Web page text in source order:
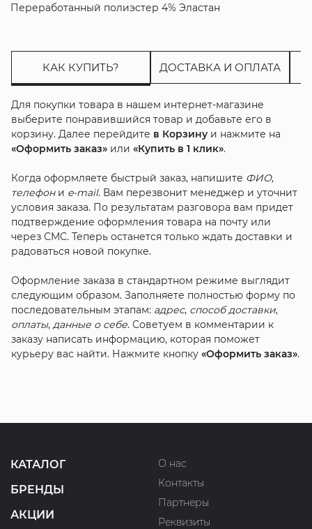
Переработанный полиэстер 4% Эластан
КАК КУПИТЬ? ДОСТАВКА И ОПЛАТА
Для покупки товара в нашем интернет-магазине
выберите понравившийся товар и добавьте его в
корзину. Далее перейдите в Корзинуи нажмите на
«Оформить заказ»или «Купить в 1 клик».
Когда оформляете быстрый заказ, напишите ФИО,
телефони e-mail. Вам перезвонит менеджер и уточнит
условия заказа. По результатам разговора вам придет
подтверждение оформления товара на почту или
через СМС. Теперь останется только ждать доставки и
радоваться новой покупке.
Оформление заказа в стандартном режиме выглядит
следующим образом. Заполняете полностью форму по
последовательным этапам: адрес, способ доставки,
оплаты, данные о себе. Советуем в комментарии к
заказу написать информацию, которая поможет
курьеру вас найти. Нажмите кнопку «Оформить заказ».
КАТАЛОГ
БРЕНДЫ
АКЦИИ
О нас
Контакты
Партнеры
Реквизиты